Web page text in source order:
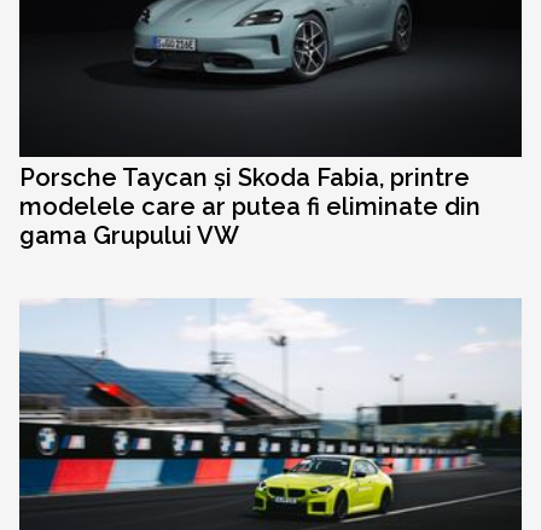
Porsche Taycan și Skoda Fabia, printre
modelele care ar putea fi eliminate din
gama Grupului VW